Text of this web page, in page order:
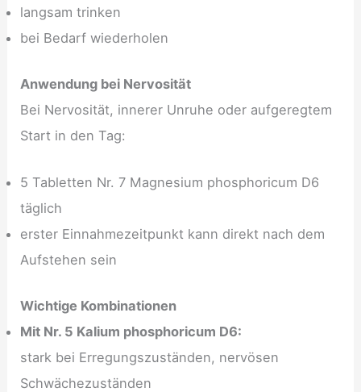
langsam trinken
bei Bedarf wiederholen
Anwendung bei Nervosität
Bei Nervosität, innerer Unruhe oder aufgeregtem
Start in den Tag:
5 Tabletten Nr. 7 Magnesium phosphoricum D6
täglich
erster Einnahmezeitpunkt kann direkt nach dem
Aufstehen sein
Wichtige Kombinationen
Mit Nr. 5 Kalium phosphoricum D6:
stark bei Erregungszuständen, nervösen
Schwächezuständen